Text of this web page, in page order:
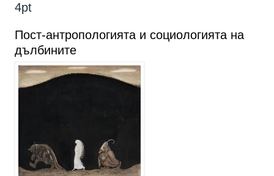
4pt
Пост-антропологията и социологията на
дълбините